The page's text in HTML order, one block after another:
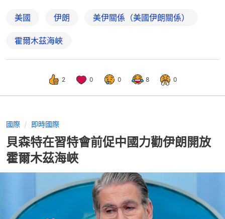
美國 伊朗 美伊關係（美國伊朗關係）
霍爾木茲海峽
2 0 0 8 0
國際 即時國際
貝森特在習特會前促中國力勸伊朗開放
霍爾木茲海峽